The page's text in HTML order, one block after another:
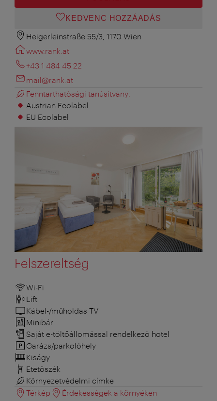
KEDVENC HOZZÁADÁS
Heigerleinstraße 55/3, 1170 Wien
www.rank.at
+43 1 484 45 22
mail@rank.at
Fenntarthatósági tanúsítvány:
Austrian Ecolabel
EU Ecolabel
Felszereltség
Wi-Fi
Lift
Kábel-/műholdas TV
Minibár
Saját e-töltőállomással rendelkező hotel
Garázs/parkolóhely
Kiságy
Etetőszék
Környezetvédelmi címke
Térkép
Érdekességek a környéken